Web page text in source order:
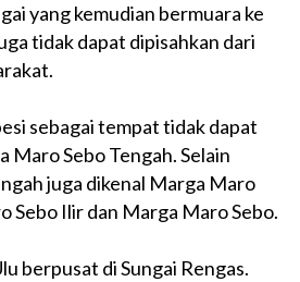
yang kemudian bermuara ke
tidak dapat dipisahkan dari
sebagai tempat tidak dapat
Maro Sebo Tengah. Selain
juga dikenal Marga Maro
Sebo Ilir dan Marga Maro Sebo.
berpusat di Sungai Rengas.